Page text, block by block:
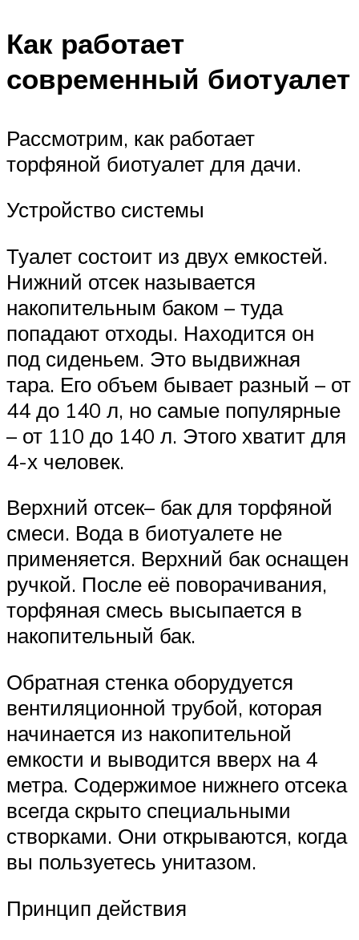
Как работает
современный биотуалет
Рассмотрим, как работает
торфяной биотуалет для дачи.
Устройство системы
Туалет состоит из двух емкостей.
Нижний отсек называется
накопительным баком – туда
попадают отходы. Находится он
под сиденьем. Это выдвижная
тара. Его объем бывает разный – от
44 до 140 л, но самые популярные
– от 110 до 140 л. Этого хватит для
4-х человек.
Верхний отсек– бак для торфяной
смеси. Вода в биотуалете не
применяется. Верхний бак оснащен
ручкой. После её поворачивания,
торфяная смесь высыпается в
накопительный бак.
Обратная стенка оборудуется
вентиляционной трубой, которая
начинается из накопительной
емкости и выводится вверх на 4
метра. Содержимое нижнего отсека
всегда скрыто специальными
створками. Они открываются, когда
вы пользуетесь унитазом.
Принцип действия